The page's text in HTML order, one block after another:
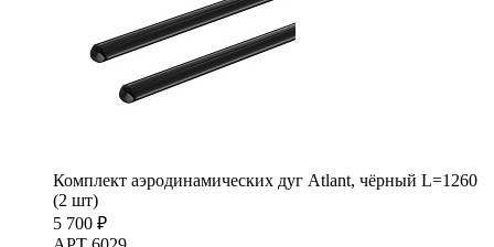
Комплект аэродинамических дуг Atlant, чёрный L=1260
(2 шт)
5 700 ₽